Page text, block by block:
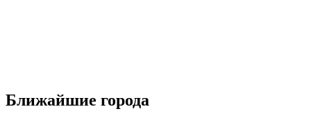
Ближайшие города